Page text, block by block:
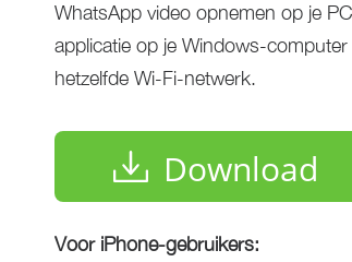
WhatsApp video opnemen op je
applicatie op je Windows-
hetzelfde Wi-Fi-netwerk.
Download
Voor iPhone-gebruikers: